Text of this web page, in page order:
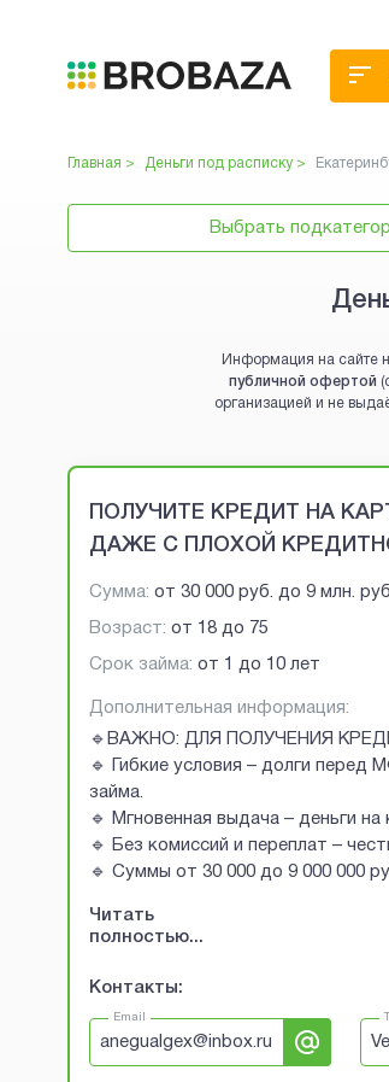
Главная > Деньги под расписку >
Выбрать
Информация на сайте
публичной офертой
организацией и не
Brobaza - VIP-
ПОЛУЧИТЕ КРЕДИТ НА
ДАЖЕ С ПЛОХОЙ
Сумма: от 30 000 руб. до 9 млн. руб
Возраст: от 18 до 75
Срок займа: от 1 до 10 лет
Дополнительная информация:
🔹ВАЖНО: ДЛЯ ПОЛУЧЕНИЯ
🔹 Гибкие условия – долги перед
займа.
🔹 Мгновенная выдача – деньги
🔹 Без комиссий и переплат –
🔹 Суммы от 30 000 до 9 000 000
Читать
полностью...
Контакты:
Email
anegualgex@inbox.ru